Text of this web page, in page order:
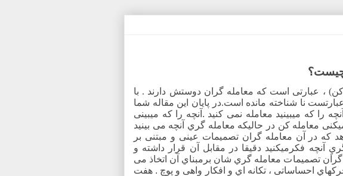
چیست؟
، عبارتی است که معامله گران دوستش دارند . با
نا شناخته مانده است.در پایان این مقاله شما
را که میبینید معامله نمی کنید . آنچه را که میبینی
معامله کن در حالیکه معامله گري آنچه می بینید
که در آن معامله گران تصمیمات عینی و مبتنی بر
آنچه فکرمیکنید دقیقا در مقابل آن قرار داشته و
تصمیمات معامله گري شان برمبناي آن اتخاذ می
احساساتی ، تکانه اي و افکار واهی و پوچ . هفت